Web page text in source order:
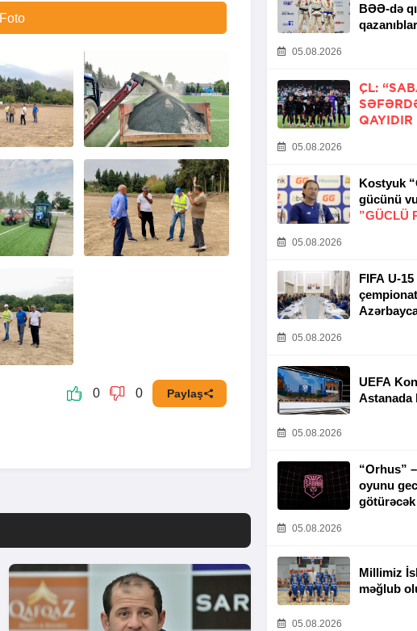
Foto
0 0 Paylaş
BƏƏ-də
qazanıblar
05.08.2026
ÇL:
QAYIDIR
05.08.2026
Kostyuk
gücünü
”GÜCLÜ
05.08.2026
FIFA U-
Təşkilat
05.08.2026
UEFA
Astanada
05.08.2026
“Orhus”
oyunu
götürəcək
05.08.2026
Millimiz
məğlub
05.08.2026